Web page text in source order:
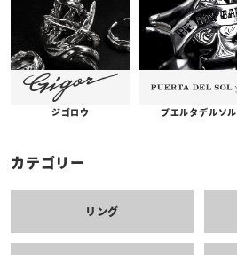
ジゴロウ プエルタデルソル
カテゴリー
リング